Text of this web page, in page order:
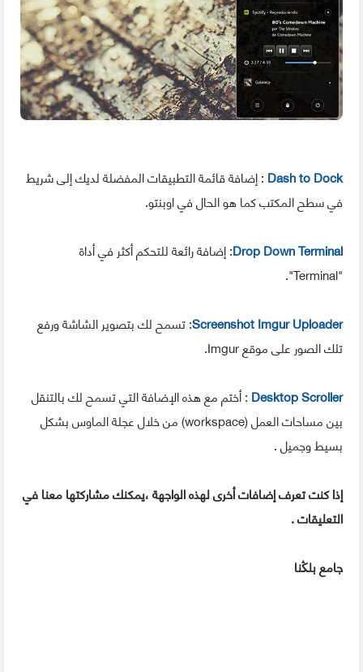
Dash to Dock: إضافة قائمة التطبيقات المفضلة لديك إلى شريط
في سطح المكتب كما هو الحال في اوبنتو.
Drop Down Terminal: إضافة رائعة للتحكم أكثر في أداة
"Terminal".
Screenshot Imgur Uploader: تسمح لك بتصوير الشاشة ورفع
تلك الصور على موقع Imgur.
Desktop Scroller: أختم مع هذه الإضافة التي تسمح لك بالتنقل
بين مساحات العمل (workspace) من خلال عجلة الماوس بشكل
بسيط وجميل .
إذا كنت تعرف إضافات أخرى لهذه الواجهة ،يمكنك مشاركتها معنا في
التعليقات .
جامع بلڭنا